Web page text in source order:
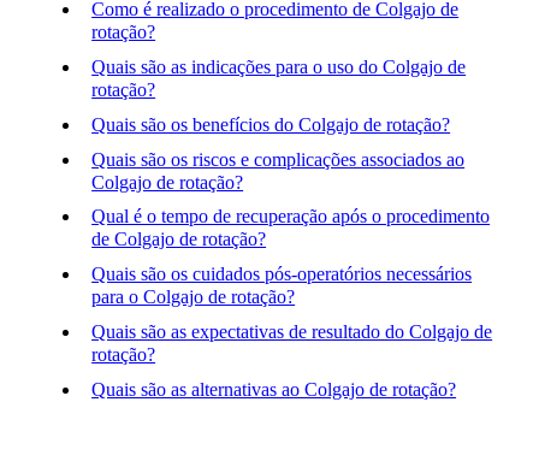
atendimento@drademirpelizzarijr.com.br
Whatsapp
Como é realizado o procedimento de Colgajo de
rotação?
Quais são as indicações para o uso do Colgajo de
rotação?
Quais são os benefícios do Colgajo de rotação?
Quais são os riscos e complicações associados ao
Colgajo de rotação?
Qual é o tempo de recuperação após o procedimento
de Colgajo de rotação?
Quais são os cuidados pós-operatórios necessários
para o Colgajo de rotação?
Quais são as expectativas de resultado do Colgajo de
rotação?
Quais são as alternativas ao Colgajo de rotação?